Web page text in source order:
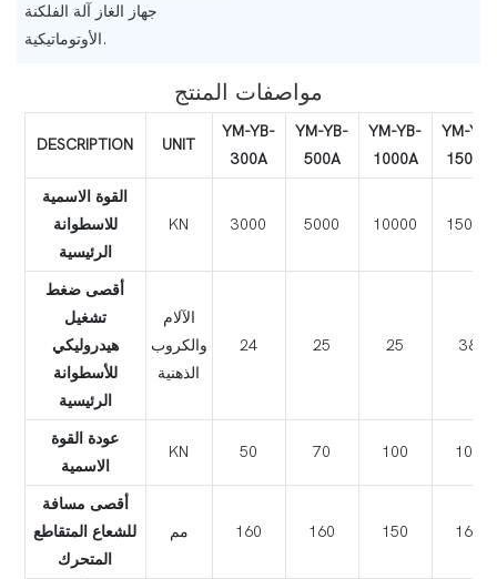
جهاز الغاز آلة الفلكنة
الأوتوماتيكية.
مواصفات المنتج
DESCRIPTION UNIT
YM-YB-
300A
YM-YB-
500A
YM-YB-
1000A
YM-YB-
1500A
القوة الاسمية
للاسطوانة
الرئيسية
KN 3000 5000 10000 15000
أقصى ضغط
تشغيل
هيدروليكي
للأسطوانة
الرئيسية
الآلام
والكروب
الذهنية
24 25 25 38
عودة القوة
الاسمية
KN 50 70 100 100
أقصى مسافة
للشعاع المتقاطع
المتحرك
مم 160 160 150 160